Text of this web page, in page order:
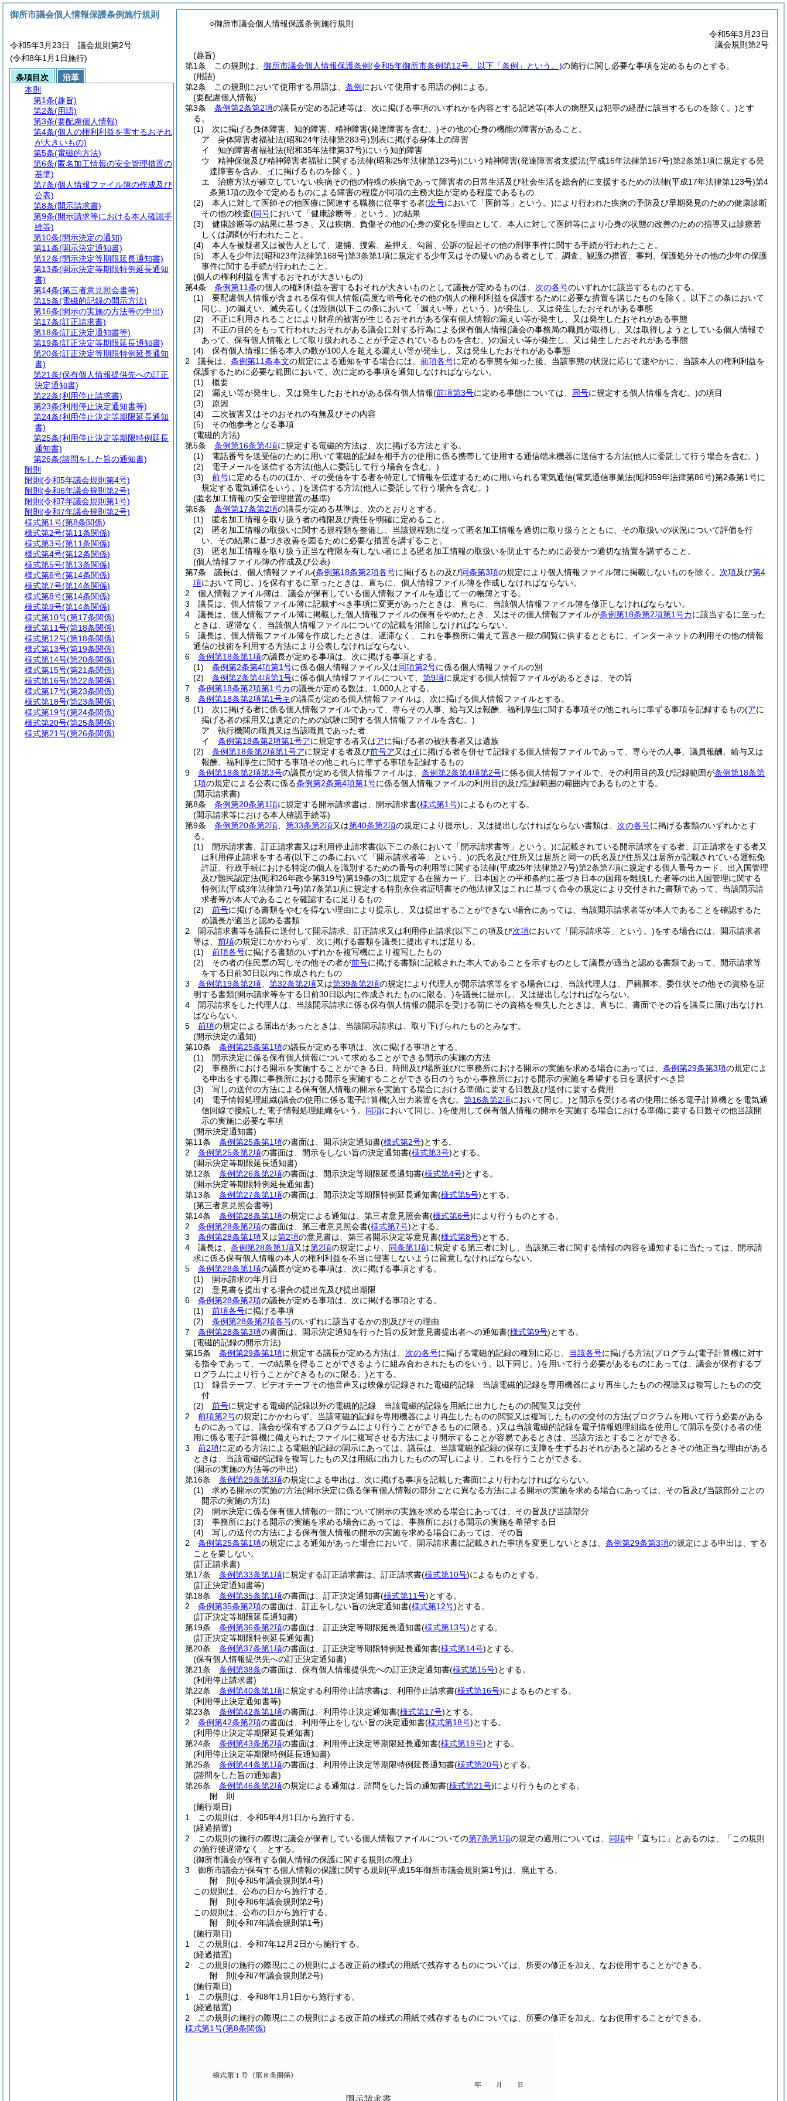
○御所市議会個人情報保護条例施行規則
令和5年3月23日
議会規則第2号
(趣旨)
第1条
この規則は、 御所市議会個人情報保護条例(令和5年御所市条例第12号。以下「条例」という。)の施行に関し必要な事項を定めるものとする。
(用語)
第2条
この規則において使用する用語は、 条例 において使用する用語の例による。
(要配慮個人情報)
第3条
条例第2条第2項の議長が定める記述等は、次に掲げる事項のいずれかを内容とする記述等(本人の病歴又は犯罪の経歴に該当するものを除く。)とす
る。
(1)
次に掲げる身体障害、知的障害、精神障害(発達障害を含む。)その他の心身の機能の障害があること。
ア
身体障害者福祉法(昭和24年法律第283号)別表に掲げる身体上の障害
イ
知的障害者福祉法(昭和35年法律第37号)にいう知的障害
ウ
精神保健及び精神障害者福祉に関する法律(昭和25年法律第123号)にいう精神障害(発達障害者支援法(平成16年法律第167号)第2条第1項に規定する発
達障害を含み、 イに掲げるものを除く。)
エ
治療方法が確立していない疾病その他の特殊の疾病であって障害者の日常生活及び社会生活を総合的に支援するための法律(平成17年法律第123号)第4
条第1項の政令で定めるものによる障害の程度が同項の主務大臣が定める程度であるもの
(2)
本人に対して医師その他医療に関連する職務に従事する者(次号において「医師等」という。)により行われた疾病の予防及び早期発見のための健康診断
その他の検査(同号において「健康診断等」という。)の結果
(3)
健康診断等の結果に基づき、又は疾病、負傷その他の心身の変化を理由として、本人に対して医師等により心身の状態の改善のための指導又は診療若
しくは調剤が行われたこと。
(4)
本人を被疑者又は被告人として、逮捕、捜索、差押え、勾留、公訴の提起その他の刑事事件に関する手続が行われたこと。
(5)
本人を少年法(昭和23年法律第168号)第3条第1項に規定する少年又はその疑いのある者として、調査、観護の措置、審判、保護処分その他の少年の保護
事件に関する手続が行われたこと。
(個人の権利利益を害するおそれが大きいもの)
第4条
条例第11条の個人の権利利益を害するおそれが大きいものとして議長が定めるものは、 次の各号のいずれかに該当するものとする。
(1)
要配慮個人情報が含まれる保有個人情報(高度な暗号化その他の個人の権利利益を保護するために必要な措置を講じたものを除く。以下この条において
同じ。)の漏えい、滅失若しくは毀損(以下この条において「漏えい等」という。)が発生し、又は発生したおそれがある事態
(2)
不正に利用されることにより財産的被害が生じるおそれがある保有個人情報の漏えい等が発生し、又は発生したおそれがある事態
(3)
不正の目的をもって行われたおそれがある議会に対する行為による保有個人情報(議会の事務局の職員が取得し、又は取得しようとしている個人情報で
あって、保有個人情報として取り扱われることが予定されているものを含む。)の漏えい等が発生し、又は発生したおそれがある事態
(4)
保有個人情報に係る本人の数が100人を超える漏えい等が発生し、又は発生したおそれがある事態
2
議長は、 条例第11条本文の規定による通知をする場合には、 前項各号に定める事態を知った後、当該事態の状況に応じて速やかに、当該本人の権利利益を
保護するために必要な範囲において、次に定める事項を通知しなければならない。
(1)
概要
(2)
漏えい等が発生し、又は発生したおそれがある保有個人情報(前項第3号に定める事態については、 同号に規定する個人情報を含む。)の項目
(3)
原因
(4)
二次被害又はそのおそれの有無及びその内容
(5)
その他参考となる事項
(電磁的方法)
第5条
条例第16条第4項に規定する電磁的方法は、次に掲げる方法とする。
(1)
電話番号を送受信のために用いて電磁的記録を相手方の使用に係る携帯して使用する通信端末機器に送信する方法(他人に委託して行う場合を含む。)
(2)
電子メールを送信する方法(他人に委託して行う場合を含む。)
(3)
前号に定めるもののほか、その受信をする者を特定して情報を伝達するために用いられる電気通信(電気通信事業法(昭和59年法律第86号)第2条第1号に
規定する電気通信をいう。)を送信する方法(他人に委託して行う場合を含む。)
(匿名加工情報の安全管理措置の基準)
第6条
条例第17条第2項の議長が定める基準は、次のとおりとする。
(1)
匿名加工情報を取り扱う者の権限及び責任を明確に定めること。
(2)
匿名加工情報の取扱いに関する規程類を整備し、当該規程類に従って匿名加工情報を適切に取り扱うとともに、その取扱いの状況について評価を行
い、その結果に基づき改善を図るために必要な措置を講ずること。
(3)
匿名加工情報を取り扱う正当な権限を有しない者による匿名加工情報の取扱いを防止するために必要かつ適切な措置を講ずること。
(個人情報ファイル簿の作成及び公表)
第7条
議長は、個人情報ファイル(条例第18条第2項各号に掲げるもの及び同条第3項の規定により個人情報ファイル簿に掲載しないものを除く。 次項及び第4
項において同じ。)を保有するに至ったときは、直ちに、個人情報ファイル簿を作成しなければならない。
2
個人情報ファイル簿は、議会が保有している個人情報ファイルを通じて一の帳簿とする。
3
議長は、個人情報ファイル簿に記載すべき事項に変更があったときは、直ちに、当該個人情報ファイル簿を修正しなければならない。
4
議長は、個人情報ファイル簿に掲載した個人情報ファイルの保有をやめたとき、又はその個人情報ファイルが条例第18条第2項第1号カに該当するに至った
ときは、遅滞なく、当該個人情報ファイルについての記載を消除しなければならない。
5
議長は、個人情報ファイル簿を作成したときは、遅滞なく、これを事務所に備えて置き一般の閲覧に供するとともに、インターネットの利用その他の情報
通信の技術を利用する方法により公表しなければならない。
6
条例第18条第1項の議長が定める事項は、次に掲げる事項とする。
(1)
条例第2条第4項第1号に係る個人情報ファイル又は同項第2号に係る個人情報ファイルの別
(2)
条例第2条第4項第1号に係る個人情報ファイルについて、 第9項に規定する個人情報ファイルがあるときは、その旨
7
条例第18条第2項第1号カの議長が定める数は、1,000人とする。
8
条例第18条第2項第1号キの議長が定める個人情報ファイルは、次に掲げる個人情報ファイルとする。
(1)
次に掲げる者に係る個人情報ファイルであって、専らその人事、給与又は報酬、福利厚生に関する事項その他これらに準ずる事項を記録するもの(アに
掲げる者の採用又は選定のための試験に関する個人情報ファイルを含む。)
ア
執行機関の職員又は当該職員であった者
イ
条例第18条第2項第1号アに規定する者又はアに掲げる者の被扶養者又は遺族
(2)
条例第18条第2項第1号アに規定する者及び前号ア又はイに掲げる者を併せて記録する個人情報ファイルであって、専らその人事、議員報酬、給与又は
報酬、福利厚生に関する事項その他これらに準ずる事項を記録するもの
9
条例第18条第2項第3号の議長が定める個人情報ファイルは、 条例第2条第4項第2号に係る個人情報ファイルで、その利用目的及び記録範囲が条例第18条第
1項の規定による公表に係る条例第2条第4項第1号に係る個人情報ファイルの利用目的及び記録範囲の範囲内であるものとする。
(開示請求書)
第8条
条例第20条第1項に規定する開示請求書は、開示請求書(様式第1号)によるものとする。
(開示請求等における本人確認手続等)
第9条
条例第20条第2項 第33条第2項又は第40条第2項の規定により提示し、又は提出しなければならない書類は、 次の各号に掲げる書類のいずれかとす
る。
(1)
開示請求書、訂正請求書又は利用停止請求書(以下この条において「開示請求書等」という。)に記載されている開示請求をする者、訂正請求をする者又
は利用停止請求をする者(以下この条において「開示請求者等」という。)の氏名及び住所又は居所と同一の氏名及び住所又は居所が記載されている運転免
許証、行政手続における特定の個人を識別するための番号の利用等に関する法律(平成25年法律第27号)第2条第7項に規定する個人番号カード、出入国管理
及び難民認定法(昭和26年政令第319号)第19条の3に規定する在留カード、日本国との平和条約に基づき日本の国籍を離脱した者等の出入国管理に関する
特例法(平成3年法律第71号)第7条第1項に規定する特別永住者証明書その他法律又はこれに基づく命令の規定により交付された書類であって、当該開示請
求者等が本人であることを確認するに足りるもの
(2)
前号に掲げる書類をやむを得ない理由により提示し、又は提出することができない場合にあっては、当該開示請求者等が本人であることを確認するた
め議長が適当と認める書類
2
開示請求書等を議長に送付して開示請求、訂正請求又は利用停止請求(以下この項及び次項において「開示請求等」という。)をする場合には、開示請求者
等は、 前項の規定にかかわらず、次に掲げる書類を議長に提出すれば足りる。
(1)
前項各号に掲げる書類のいずれかを複写機により複写したもの
(2)
その者の住民票の写しその他その者が前号に掲げる書類に記載された本人であることを示すものとして議長が適当と認める書類であって、開示請求等
をする日前30日以内に作成されたもの
3
条例第19条第2項 第32条第2項又は第39条第2項の規定により代理人が開示請求等をする場合には、当該代理人は、戸籍謄本、委任状その他その資格を証
明する書類(開示請求等をする日前30日以内に作成されたものに限る。)を議長に提示し、又は提出しなければならない。
4
開示請求をした代理人は、当該開示請求に係る保有個人情報の開示を受ける前にその資格を喪失したときは、直ちに、書面でその旨を議長に届け出なけれ
ばならない。
5
前項の規定による届出があったときは、当該開示請求は、取り下げられたものとみなす。
(開示決定の通知)
第10条
条例第25条第1項の議長が定める事項は、次に掲げる事項とする。
(1)
開示決定に係る保有個人情報について求めることができる開示の実施の方法
(2)
事務所における開示を実施することができる日、時間及び場所並びに事務所における開示の実施を求める場合にあっては、 条例第29条第3項の規定によ
る申出をする際に事務所における開示を実施することができる日のうちから事務所における開示の実施を希望する日を選択すべき旨
(3)
写しの送付の方法による保有個人情報の開示を実施する場合における準備に要する日数及び送付に要する費用
(4)
電子情報処理組織(議会の使用に係る電子計算機(入出力装置を含む。 第16条第2項において同じ。)と開示を受ける者の使用に係る電子計算機とを電気通
信回線で接続した電子情報処理組織をいう。 同項において同じ。)を使用して保有個人情報の開示を実施する場合における準備に要する日数その他当該開
示の実施に必要な事項
(開示決定通知書)
第11条
条例第25条第1項の書面は、開示決定通知書(様式第2号)とする。
2
条例第25条第2項の書面は、開示をしない旨の決定通知書(様式第3号)とする。
(開示決定等期限延長通知書)
第12条
条例第26条第2項の書面は、開示決定等期限延長通知書(様式第4号)とする。
(開示決定等期限特例延長通知書)
第13条
条例第27条第1項の書面は、開示決定等期限特例延長通知書(様式第5号)とする。
(第三者意見照会書等)
第14条
条例第28条第1項の規定による通知は、第三者意見照会書(様式第6号)により行うものとする。
2
条例第28条第2項の書面は、第三者意見照会書(様式第7号)とする。
3
条例第28条第1項又は第2項の意見書は、第三者開示決定等意見書(様式第8号)とする。
4
議長は、 条例第28条第1項又は第2項の規定により、 同条第1項に規定する第三者に対し、当該第三者に関する情報の内容を通知するに当たっては、開示請
求に係る保有個人情報の本人の権利利益を不当に侵害しないように留意しなければならない。
5
条例第28条第1項の議長が定める事項は、次に掲げる事項とする。
(1)
開示請求の年月日
(2)
意見書を提出する場合の提出先及び提出期限
6
条例第28条第2項の議長が定める事項は、次に掲げる事項とする。
(1)
前項各号に掲げる事項
(2)
条例第28条第2項各号のいずれに該当するかの別及びその理由
7
条例第28条第3項の書面は、開示決定通知を行った旨の反対意見書提出者への通知書(様式第9号)とする。
(電磁的記録の開示方法)
第15条
条例第29条第1項に規定する議長が定める方法は、 次の各号に掲げる電磁的記録の種別に応じ、 当該各号に掲げる方法(プログラム(電子計算機に対す
る指令であって、一の結果を得ることができるように組み合わされたものをいう。以下同じ。)を用いて行う必要があるものにあっては、議会が保有するプ
ログラムにより行うことができるものに限る。)とする。
(1)
録音テープ、ビデオテープその他音声又は映像が記録された電磁的記録 当該電磁的記録を専用機器により再生したものの視聴又は複写したものの交
付
(2)
前号に規定する電磁的記録以外の電磁的記録 当該電磁的記録を用紙に出力したものの閲覧又は交付
2
前項第2号の規定にかかわらず、当該電磁的記録を専用機器により再生したものの閲覧又は複写したものの交付の方法(プログラムを用いて行う必要がある
ものにあっては、議会が保有するプログラムにより行うことができるものに限る。)又は当該電磁的記録を電子情報処理組織を使用して開示を受ける者の使
用に係る電子計算機に備えられたファイルに複写させる方法により開示することが容易であるときは、当該方法とすることができる。
3
前2項に定める方法による電磁的記録の開示にあっては、議長は、当該電磁的記録の保存に支障を生ずるおそれがあると認めるときその他正当な理由がある
ときは、当該電磁的記録を複写したもの又は用紙に出力したものの写しにより、これを行うことができる。
(開示の実施の方法等の申出)
第16条
条例第29条第3項の規定による申出は、次に掲げる事項を記載した書面により行わなければならない。
(1)
求める開示の実施の方法(開示決定に係る保有個人情報の部分ごとに異なる方法による開示の実施を求める場合にあっては、その旨及び当該部分ごとの
開示の実施の方法)
(2)
開示決定に係る保有個人情報の一部について開示の実施を求める場合にあっては、その旨及び当該部分
(3)
事務所における開示の実施を求める場合にあっては、事務所における開示の実施を希望する日
(4)
写しの送付の方法による保有個人情報の開示の実施を求める場合にあっては、その旨
2
条例第25条第1項の規定による通知があった場合において、開示請求書に記載された事項を変更しないときは、 条例第29条第3項の規定による申出は、する
ことを要しない。
(訂正請求書)
第17条
条例第33条第1項に規定する訂正請求書は、訂正請求書(様式第10号)によるものとする。
(訂正決定通知書等)
第18条
条例第35条第1項の書面は、訂正決定通知書(様式第11号)とする。
2
条例第35条第2項の書面は、訂正をしない旨の決定通知書(様式第12号)とする。
(訂正決定等期限延長通知書)
第19条
条例第36条第2項の書面は、訂正決定等期限延長通知書(様式第13号)とする。
(訂正決定等期限特例延長通知書)
第20条
条例第37条第1項の書面は、訂正決定等期限特例延長通知書(様式第14号)とする。
(保有個人情報提供先への訂正決定通知書)
第21条
条例第38条の書面は、保有個人情報提供先への訂正決定通知書(様式第15号)とする。
(利用停止請求書)
第22条
条例第40条第1項に規定する利用停止請求書は、利用停止請求書(様式第16号)によるものとする。
(利用停止決定通知書等)
第23条
条例第42条第1項の書面は、利用停止決定通知書(様式第17号)とする。
2
条例第42条第2項の書面は、利用停止をしない旨の決定通知書(様式第18号)とする。
(利用停止決定等期限延長通知書)
第24条
条例第43条第2項の書面は、利用停止決定等期限延長通知書(様式第19号)とする。
(利用停止決定等期限特例延長通知書)
第25条
条例第44条第1項の書面は、利用停止決定等期限特例延長通知書(様式第20号)とする。
(諮問をした旨の通知書)
第26条
条例第46条第2項の規定による通知は、諮問をした旨の通知書(様式第21号)により行うものとする。
附 則
(施行期日)
1
この規則は、令和5年4月1日から施行する。
(経過措置)
2
この規則の施行の際現に議会が保有している個人情報ファイルについての第7条第1項の規定の適用については、 同項中「直ちに」とあるのは、「この規則
の施行後遅滞なく」とする。
(御所市議会が保有する個人情報の保護に関する規則の廃止)
3
御所市議会が保有する個人情報の保護に関する規則 (平成15年御所市議会規則第1号)は、廃止する。
附 則(令和5年議会規則第4号)
この規則は、公布の日から施行する。
附 則(令和6年議会規則第2号)
この規則は、公布の日から施行する。
附 則(令和7年議会規則第1号)
(施行期日)
1
この規則は、令和7年12月2日から施行する。
(経過措置)
2
この規則の施行の際現にこの規則による改正前の様式の用紙で残存するものについては、所要の修正を加え、なお使用することができる。
附 則(令和7年議会規則第2号)
(施行期日)
1
この規則は、令和8年1月1日から施行する。
(経過措置)
2
この規則の施行の際現にこの規則による改正前の様式の用紙で残存するものについては、所要の修正を加え、なお使用することができる。
様式第1号(第8条関係)
御所市議会個人情報保護条例施行規則
令和5年3月23日 議会規則第2号
(令和8年1月1日施行)
条項目次
沿革
本則
第1条(趣旨)
第2条(用語)
第3条(要配慮個人情報)
第4条(個人の権利利益を害するおそれ
が大きいもの)
第5条(電磁的方法)
第6条(匿名加工情報の安全管理措置の
基準)
第7条(個人情報ファイル簿の作成及び
公表)
第8条(開示請求書)
第9条(開示請求等における本人確認手
続等)
第10条(開示決定の通知)
第11条(開示決定通知書)
第12条(開示決定等期限延長通知書)
第13条(開示決定等期限特例延長通知
書)
第14条(第三者意見照会書等)
第15条(電磁的記録の開示方法)
第16条(開示の実施の方法等の申出)
第17条(訂正請求書)
第18条(訂正決定通知書等)
第19条(訂正決定等期限延長通知書)
第20条(訂正決定等期限特例延長通知
書)
第21条(保有個人情報提供先への訂正
決定通知書)
第22条(利用停止請求書)
第23条(利用停止決定通知書等)
第24条(利用停止決定等期限延長通知
書)
第25条(利用停止決定等期限特例延長
通知書)
第26条(諮問をした旨の通知書)
附則
附則 (令和5年議会規則第4号)
附則 (令和6年議会規則第2号)
附則 (令和7年議会規則第1号)
附則 (令和7年議会規則第2号)
様式第1号(第8条関係)
様式第2号(第11条関係)
様式第3号(第11条関係)
様式第4号(第12条関係)
様式第5号(第13条関係)
様式第6号(第14条関係)
様式第7号(第14条関係)
様式第8号(第14条関係)
様式第9号(第14条関係)
様式第10号(第17条関係)
様式第11号(第18条関係)
様式第12号(第18条関係)
様式第13号(第19条関係)
様式第14号(第20条関係)
様式第15号(第21条関係)
様式第16号(第22条関係)
様式第17号(第23条関係)
様式第18号(第23条関係)
様式第19号(第24条関係)
様式第20号(第25条関係)
様式第21号(第26条関係)